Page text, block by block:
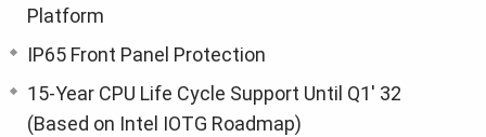
Platform
IP65 Front Panel Protection
15-Year CPU Life Cycle Support Until Q1' 32
(Based on Intel IOTG Roadmap)